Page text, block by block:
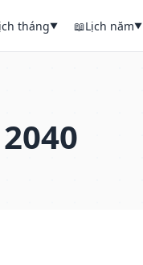
tháng▼ 📖Lịch năm▼